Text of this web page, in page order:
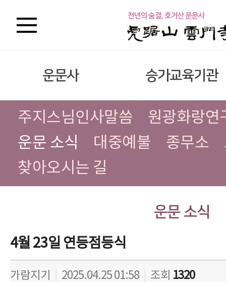
운문사 승가교육기관
주지스님인사말씀
원광화랑연
운문 소식
대중예불 종무소
찾아오시는 길
운문 소식
4월 23일 연등점등식
가람지기 2025.04.25 01:58 조회 1320